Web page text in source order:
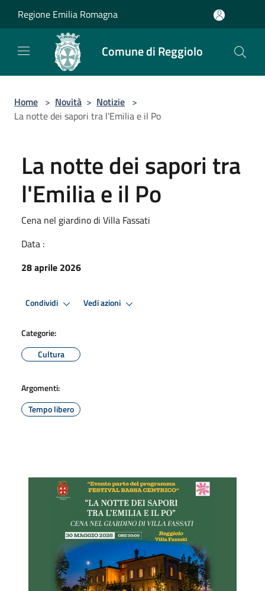
Regione Emilia Romagna
Comune di Reggiolo
Home > Novità > Notizie >
La notte dei sapori tra l'Emilia e il Po
La notte dei sapori tra
l'Emilia e il Po
Cena nel giardino di Villa Fassati
Data :
28 aprile 2026
Condividi Vedi azioni
Categorie:
Cultura
Argomenti:
Tempo libero